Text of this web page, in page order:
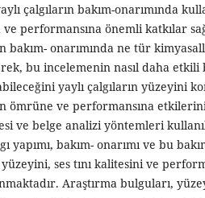
çalgıların bakım-onarımında
ve performansına önemli katkılar
bakım- onarımında ne tür
bu incelemenin nasıl daha etkili
yaylı çalgıların yüzeyini
ömrüne ve performansına
ve belge analizi yöntemleri
yapımı, bakım- onarımı ve bu
yüzeyini, ses tını kalitesini ve
Araştırma bulguları,